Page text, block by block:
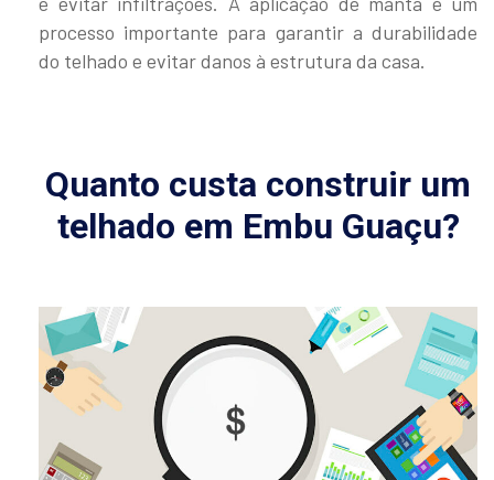
processo importante para garantir a durabilidade
do telhado e evitar danos à estrutura da casa.
Quanto custa construir um
telhado em Embu Guaçu?